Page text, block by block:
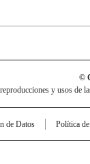
©
y usos de
de Datos Política